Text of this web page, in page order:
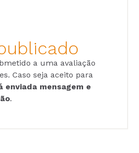
a uma avaliação
Caso seja aceito para
enviada mensagem e
.